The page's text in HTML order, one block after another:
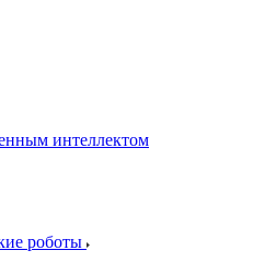
интеллектом
роботы